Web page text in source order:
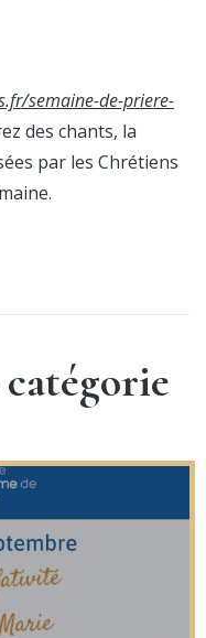
semaine-de-priere-
des chants, la
par les Chrétiens